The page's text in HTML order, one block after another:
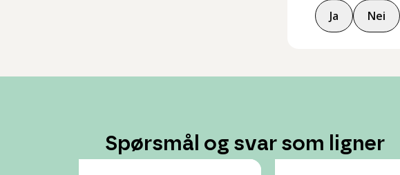
Ja Nei
Spørsmål og svar som ligner